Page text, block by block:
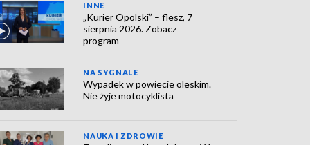
INNE
„Kurier Opolski” – flesz, 7
sierpnia 2026. Zobacz
program
NA SYGNALE
Wypadek w powiecie oleskim.
Nie żyje motocyklista
NAUKA I ZDROWIE